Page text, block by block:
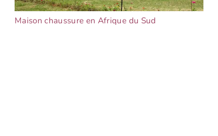
Maison chaussure en Afrique du Sud